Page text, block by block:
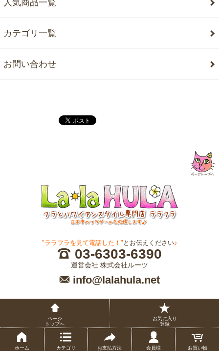
人気商品一覧
カテゴリ一覧
お問い合わせ
"ララフラを見て電話した！" とお伝えください♪
03-6303-6390
運営会社 株式会社ルーツ
info@lalahula.net
ページ
トップへ
お気に入り
登録
ホーム
カテゴリ
お支払方法
会員様
お買い物